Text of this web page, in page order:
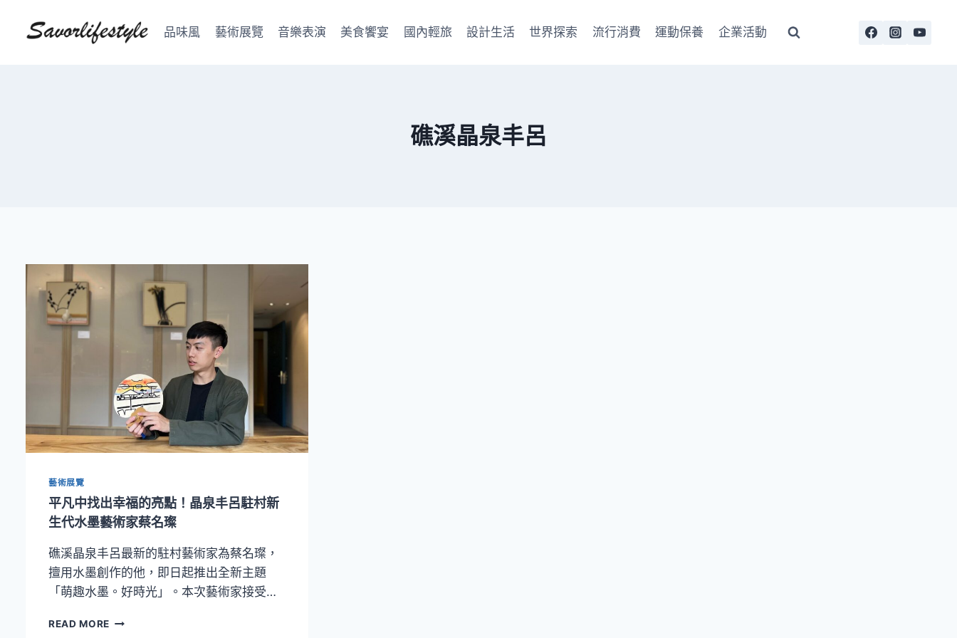
品味風 藝術展覽 音樂表演 美食饗宴 國內輕旅 設計生活 世界探索 流行消費 運動保養 企業活動
礁溪晶泉丰呂
藝術展覽
平凡中找出幸福的亮點！晶泉丰呂駐村新
生代水墨藝術家蔡名璨
礁溪晶泉丰呂最新的駐村藝術家為蔡名璨，
擅用水墨創作的他，即日起推出全新主題
「萌趣水墨。好時光」。本次藝術家接受…
READ MORE